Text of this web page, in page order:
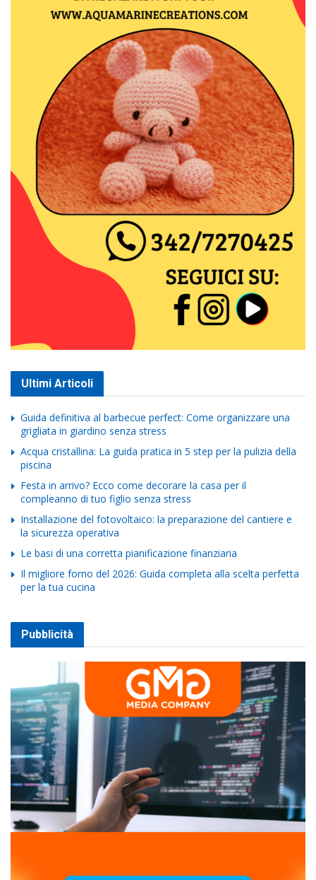
Ultimi Articoli
Guida definitiva al barbecue perfect: Come organizzare una
grigliata in giardino senza stress
Acqua cristallina: La guida pratica in 5 step per la pulizia della
piscina
Festa in arrivo? Ecco come decorare la casa per il
compleanno di tuo figlio senza stress
Installazione del fotovoltaico: la preparazione del cantiere e
la sicurezza operativa
Le basi di una corretta pianificazione finanziaria
Il migliore forno del 2026: Guida completa alla scelta perfetta
per la tua cucina
Pubblicità